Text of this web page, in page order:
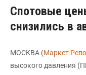
Спотовые
снизились в
МОСКВА (Маркет
высокого давления